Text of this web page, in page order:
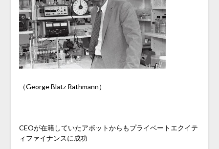
（George Blatz Rathmann）
CEOが在籍していたアボットからもプライベートエクイテ
ィファイナンスに成功